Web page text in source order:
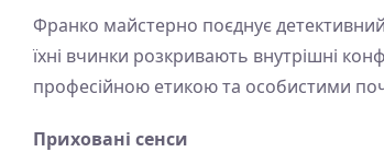
Франко майстерно поєднує
їхні вчинки розкривають внутрішні
професійною етикою та особистими
Приховані сенси